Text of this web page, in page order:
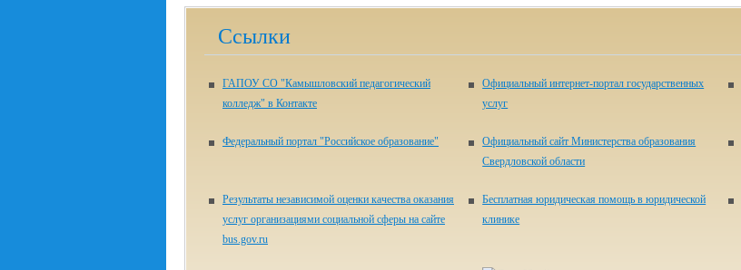
Ссылки
ГАПОУ СО "Камышловский педагогический
колледж" в Контакте
Официальный интернет-портал государственных
услуг
Федеральный портал "Российское образование"
Официальный сайт Министерства образования
Свердловской области
Результаты независимой оценки качества оказания
услуг организациями социальной сферы на сайте
bus.gov.ru
Бесплатная юридическая помощь в юридической
клинике